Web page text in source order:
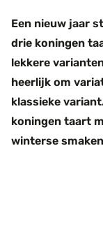
Een nieuw jaar
drie koningen
lekkere
heerlijk om
klassieke
koningen taart
winterse